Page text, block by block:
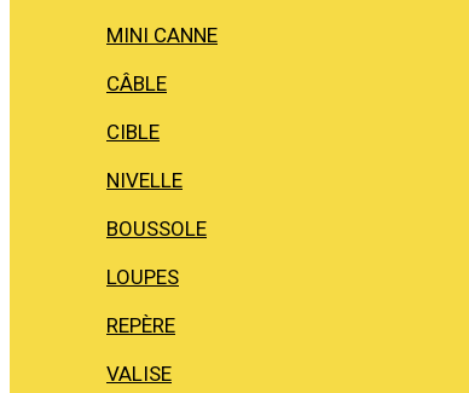
MINI CANNE
CÂBLE
CIBLE
NIVELLE
BOUSSOLE
LOUPES
REPÈRE
VALISE